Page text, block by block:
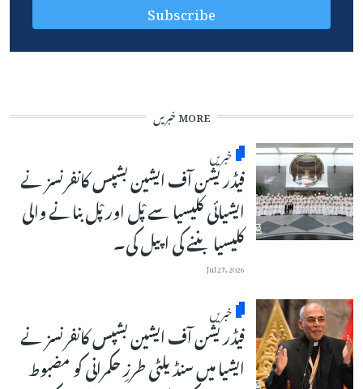
MORE خبریں
خبریں
فیڈریشن آف ایشین بشپس کانفرنسز نے
ایشیائی کلیسیا سے پْل اور پْل بنانے والی
کلیسیا بننے کی اپیل کی۔
Jul 27, 2026
خبریں
فیڈریشن آف ایشین بشپس کانفرنسز نے
ایشیا میں سنڈیلٹی طرزِ حکمرانی کو مضبوط